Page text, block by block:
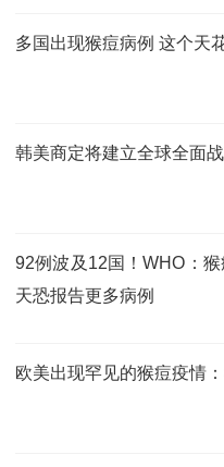
多国出现猴痘病例 这个天
韩美商定将建立全球全面
92例波及12国！WHO：
天恐报告更多病例
欧美出现罕见的猴痘疫情